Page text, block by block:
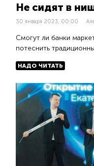
Не сидят в
30 января 2023, 00:00
Смогут ли банки
потеснить
НАДО ЧИТАТЬ